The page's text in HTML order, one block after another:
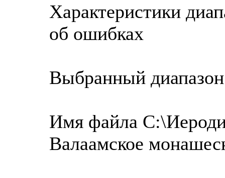
Характеристики
об ошибках
Выбранный диапазон
Имя файла
Валаамское